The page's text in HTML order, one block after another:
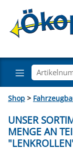
Shop >
UNSER
ENGE AN